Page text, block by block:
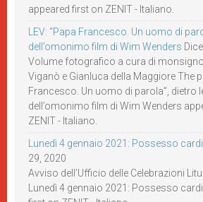
appeared first on ZENIT - Italiano.
LEV: “Papa Francesco. Un uomo di
dell’omonimo film di Wim Wenders
Volume fotografico a cura di
Viganò e Gianluca della Maggiore The
Francesco. Un uomo di parola”, dietro
dell’omonimo film di Wim Wenders
ZENIT - Italiano.
Lunedì 4 gennaio 2021: Possesso
29, 2020
Avviso dell’Ufficio delle Celebrazioni
Lunedì 4 gennaio 2021: Possesso